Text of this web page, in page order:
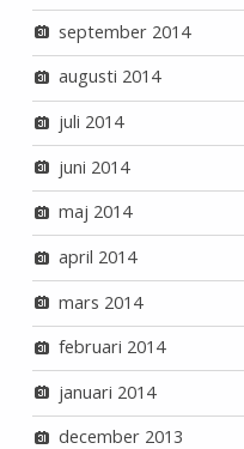
september 2014
augusti 2014
juli 2014
juni 2014
maj 2014
april 2014
mars 2014
februari 2014
januari 2014
december 2013